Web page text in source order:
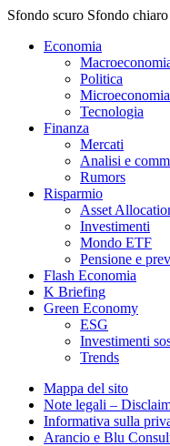
Sfondo scuro Sfondo chiaro
Economia
Politica
Microeconomia
Tecnologia
Finanza
Mercati
Analisi e
Rumors
Risparmio
Asset
Investimenti
Mondo ETF
Pensione e
Flash Economia
K Briefing
Green Economy
ESG
Investimenti
Trends
Mappa del sito
Note legali –
Informativa sulla
Arancio e Blu